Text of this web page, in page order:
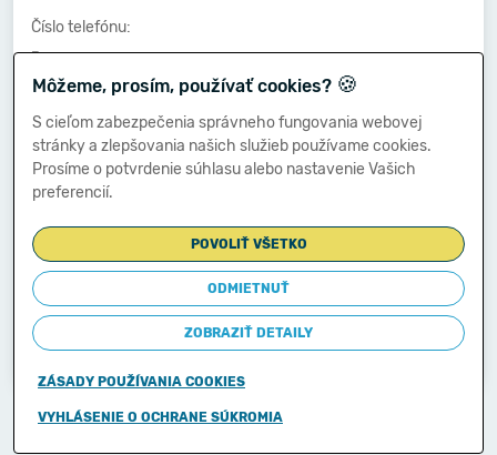
Číslo telefónu:
-
Číslo faxu:
-
E-mailová adresa:
-
Zostavená dňa:
27.03.2014
Schválená dňa:
28.03.2014
Môžeme, prosím, používať cookies? 🍪
S cieľom zabezpečenia správneho fungovania webovej
stránky a zlepšovania našich služieb používame cookies.
Prosíme o potvrdenie súhlasu alebo nastavenie Vašich
preferencií.
POVOLIŤ VŠETKO
ODMIETNUŤ
ZOBRAZIŤ DETAILY
ZÁSADY POUŽÍVANIA COOKIES
VYHLÁSENIE O OCHRANE SÚKROMIA
Copyright © 2011-2026